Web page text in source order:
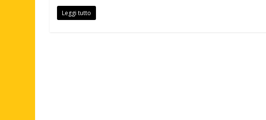
Leggi tutto